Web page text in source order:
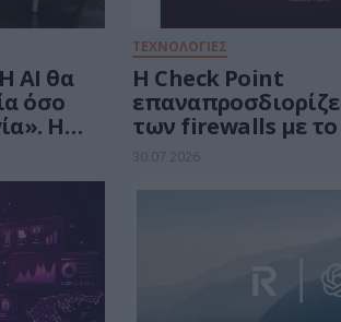
AI θα
όσο
Η
ΤΕΧΝΟΛΟΓΙΕΣ
Η Check Point
των firewalls με το
Network Firewall,
της Τεχνητής
30.07.2026